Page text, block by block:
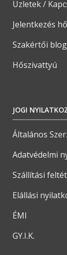
Üzletek /
Jelentkezés
Szakértői blog
Hőszivattyú
JOGI
Általános
Adatvédelmi
Szállítási
Elállási
ÉMI
GY.I.K.